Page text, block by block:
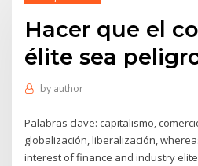
Hacer que el
élite sea
by author
Palabras clave: capitalismo,
globalización, liberalización,
interest of finance and industry